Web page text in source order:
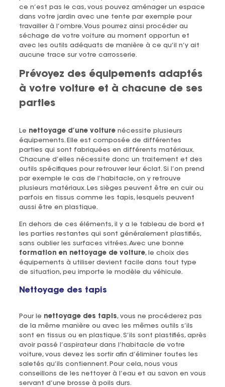
ce n’est pas le cas, vous pouvez aménager un espace
dans votre jardin avec une tente par exemple pour
travailler à l’ombre. Vous pourrez ainsi procéder au
séchage de votre voiture au moment opportun et
avec les outils adéquats de manière à ce qu’il n’y ait
aucune trace sur votre carrosserie.
Prévoyez des équipements adaptés
à votre voiture et à chacune de ses
parties
Le nettoyage d’une voiturenécessite plusieurs
équipements. Elle est composée de différentes
parties qui sont fabriquées en différents matériaux.
Chacune d’elles nécessite donc un traitement et des
outils spécifiques pour retrouver leur éclat. Si l’on prend
par exemple le cas de l’habitacle, on y retrouve
plusieurs matériaux. Les sièges peuvent être en cuir ou
parfois en tissus comme les tapis, lesquels peuvent
aussi être en plastique.
En dehors de ces éléments, il y a le tableau de bord et
les parties restantes qui sont généralement plastifiés,
sans oublier les surfaces vitrées. Avec une bonne
formation en nettoyage de voiture, le choix des
équipements à utiliser devient facile dans tout type
de situation, peu importe le modèle du véhicule.
Nettoyage des tapis
Pour le nettoyage des tapis, vous ne procéderez pas
de la même manière ou avec les mêmes outils s’ils
sont en tissus ou en plastique. S’ils sont plastifiés, après
avoir passé l’aspirateur dans l’habitacle de votre
voiture, vous devez les sortir afin d’éliminer toutes les
saletés qu’ils contiennent. Pour cela, nous vous
conseillons de les nettoyer à l’eau et au savon en vous
servant d’une brosse à poils durs.